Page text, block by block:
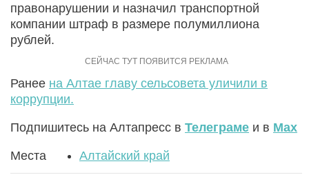
правонарушении и назначил транспортной
компании штраф в размере полумиллиона
рублей.
Ранее на Алтае главу сельсовета уличили в
коррупции.
Подпишитесь на Алтапресс в Телеграме и в Max
Места Алтайский край